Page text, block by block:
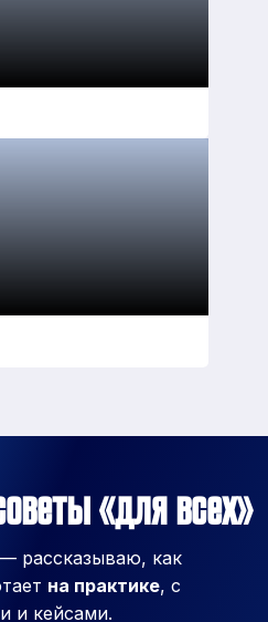
«для всех»
рассказываю, как
на практике, с
и кейсами.